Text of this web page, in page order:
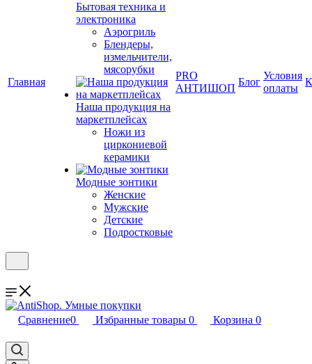
Главная
Бытовая техника и
электроника
Аэрогриль
Блендеры,
измельчители,
мясорубки
Наша продукция на
маркетплейсах
Ножи из
циркониевой
керамики
Модные зонтики
Женские
Мужские
Детские
Подростковые
PRO
АНТИШОП
Блог
Условия
оплаты
Сравнение0 Избранные товары 0 Корзина 0